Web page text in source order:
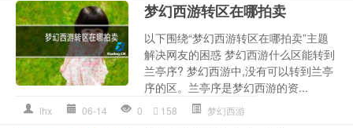
梦幻西游转区在哪拍卖
以下围绕“梦幻西游转区在哪拍卖”主题
解决网友的困惑 梦幻西游什么区能转到
兰亭序? 梦幻西游中,没有可以转到兰亭
序的区。兰亭序是梦幻西游的资...
lhx 06-14 0 158 梦幻西游